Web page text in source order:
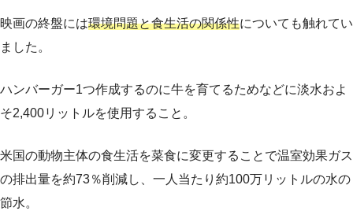
映画の終盤には環境問題と食生活の関係性についても触れてい
ました。
ハンバーガー1つ作成するのに牛を育てるためなどに淡水およ
そ2,400リットルを使用すること。
米国の動物主体の食生活を菜食に変更することで温室効果ガス
の排出量を約73％削減し、一人当たり約100万リットルの水の
節水。